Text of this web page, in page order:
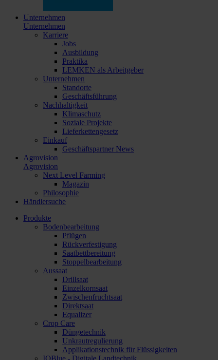
Unternehmen
Unternehmen
Karriere
Jobs
Ausbildung
Praktika
LEMKEN als Arbeitgeber
Unternehmen
Standorte
Geschäftsführung
Nachhaltigkeit
Klimaschutz
Soziale Projekte
Lieferkettengesetz
Einkauf
Geschäftspartner News
Agrovision
Agrovision
Next Level Farming
Magazin
Philosophie
Händlersuche
Produkte
Bodenbearbeitung
Pflügen
Rückverfestigung
Saatbettbereitung
Stoppelbearbeitung
Aussaat
Drillsaat
Einzelkornsaat
Zwischenfruchtsaat
Direktsaat
Equalizer
Crop Care
Düngetechnik
Unkrautregulierung
Applikationstechnik für Flüssigkeiten
IQBlue - Digitale Landtechnik